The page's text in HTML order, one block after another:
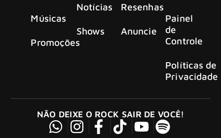
Músicas
Promoções
Notícias
Shows
Resenhas
Anuncie
Painel
de
Controle
Políticas de
Privacidade
NÃO DEIXE O ROCK SAIR DE VOCÊ!